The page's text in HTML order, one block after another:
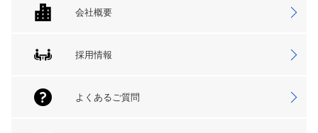
会社概要
採用情報
よくあるご質問